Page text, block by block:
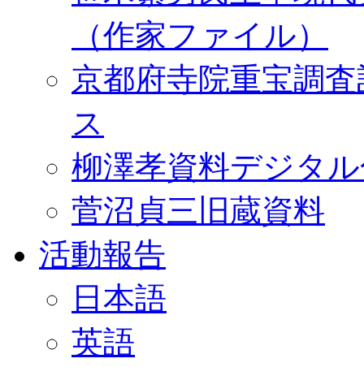
（作家ファイル）
京都府寺院重宝調
ス
柳澤孝資料デジタ
菅沼貞三旧蔵資料
活動報告
日本語
英語